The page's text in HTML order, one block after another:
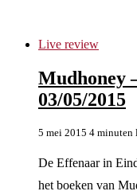
Live review
Mudhoney
03/05/2015
5 mei 2015 4 minuten
De Effenaar in
het boeken van